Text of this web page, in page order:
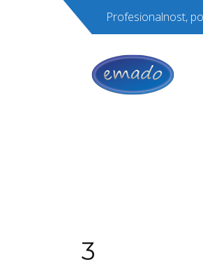
Profesionalnost,
3